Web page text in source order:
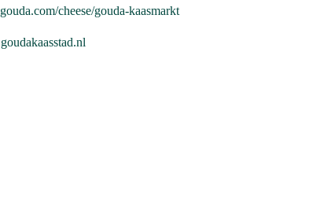
cheese/gouda-kaasmarkt